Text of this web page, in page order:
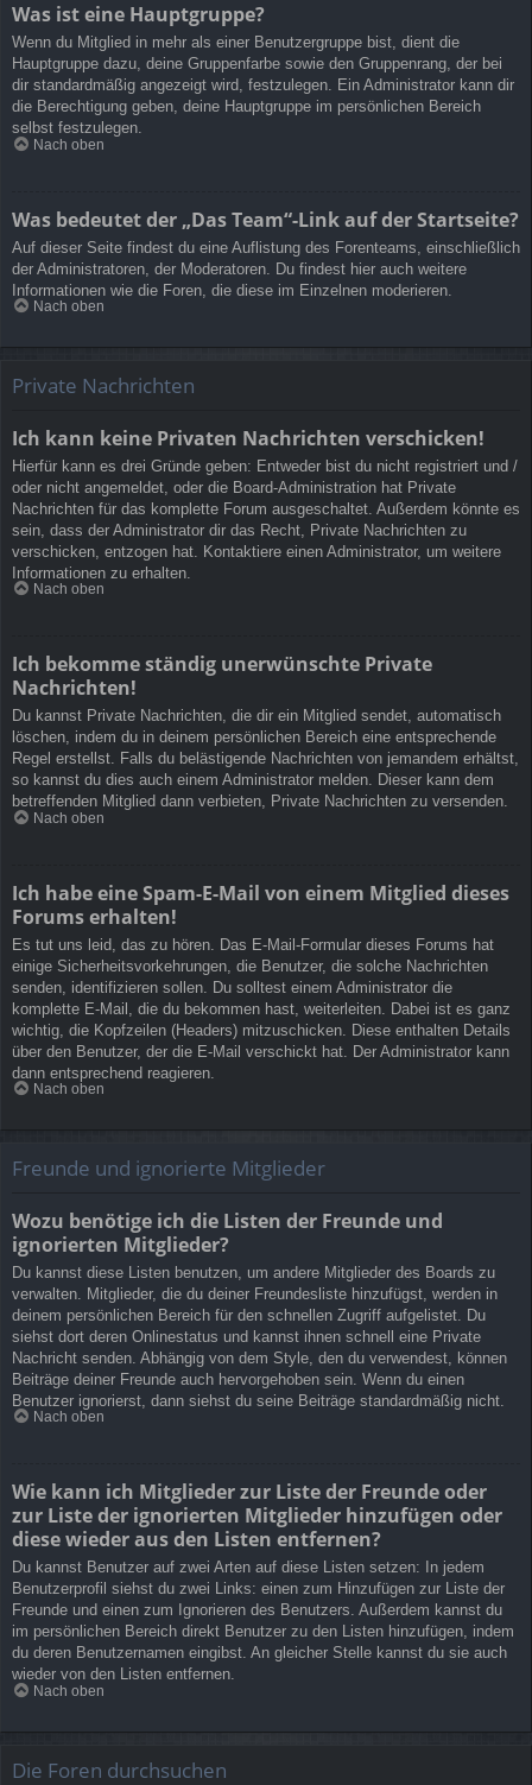
Was ist eine Hauptgruppe?
Wenn du Mitglied in mehr als einer Benutzergruppe bist, dient die
Hauptgruppe dazu, deine Gruppenfarbe sowie den Gruppenrang, der bei
dir standardmäßig angezeigt wird, festzulegen. Ein Administrator kann dir
die Berechtigung geben, deine Hauptgruppe im persönlichen Bereich
selbst festzulegen.
Nach oben
Was bedeutet der „Das Team“-Link auf der Startseite?
Auf dieser Seite findest du eine Auflistung des Forenteams, einschließlich
der Administratoren, der Moderatoren. Du findest hier auch weitere
Informationen wie die Foren, die diese im Einzelnen moderieren.
Nach oben
Private Nachrichten
Ich kann keine Privaten Nachrichten verschicken!
Hierfür kann es drei Gründe geben: Entweder bist du nicht registriert und /
oder nicht angemeldet, oder die Board-Administration hat Private
Nachrichten für das komplette Forum ausgeschaltet. Außerdem könnte es
sein, dass der Administrator dir das Recht, Private Nachrichten zu
verschicken, entzogen hat. Kontaktiere einen Administrator, um weitere
Informationen zu erhalten.
Nach oben
Ich bekomme ständig unerwünschte Private
Nachrichten!
Du kannst Private Nachrichten, die dir ein Mitglied sendet, automatisch
löschen, indem du in deinem persönlichen Bereich eine entsprechende
Regel erstellst. Falls du belästigende Nachrichten von jemandem erhältst,
so kannst du dies auch einem Administrator melden. Dieser kann dem
betreffenden Mitglied dann verbieten, Private Nachrichten zu versenden.
Nach oben
Ich habe eine Spam-E-Mail von einem Mitglied dieses
Forums erhalten!
Es tut uns leid, das zu hören. Das E-Mail-Formular dieses Forums hat
einige Sicherheitsvorkehrungen, die Benutzer, die solche Nachrichten
senden, identifizieren sollen. Du solltest einem Administrator die
komplette E-Mail, die du bekommen hast, weiterleiten. Dabei ist es ganz
wichtig, die Kopfzeilen (Headers) mitzuschicken. Diese enthalten Details
über den Benutzer, der die E-Mail verschickt hat. Der Administrator kann
dann entsprechend reagieren.
Nach oben
Freunde und ignorierte Mitglieder
Wozu benötige ich die Listen der Freunde und
ignorierten Mitglieder?
Du kannst diese Listen benutzen, um andere Mitglieder des Boards zu
verwalten. Mitglieder, die du deiner Freundesliste hinzufügst, werden in
deinem persönlichen Bereich für den schnellen Zugriff aufgelistet. Du
siehst dort deren Onlinestatus und kannst ihnen schnell eine Private
Nachricht senden. Abhängig von dem Style, den du verwendest, können
Beiträge deiner Freunde auch hervorgehoben sein. Wenn du einen
Benutzer ignorierst, dann siehst du seine Beiträge standardmäßig nicht.
Nach oben
Wie kann ich Mitglieder zur Liste der Freunde oder
zur Liste der ignorierten Mitglieder hinzufügen oder
diese wieder aus den Listen entfernen?
Du kannst Benutzer auf zwei Arten auf diese Listen setzen: In jedem
Benutzerprofil siehst du zwei Links: einen zum Hinzufügen zur Liste der
Freunde und einen zum Ignorieren des Benutzers. Außerdem kannst du
im persönlichen Bereich direkt Benutzer zu den Listen hinzufügen, indem
du deren Benutzernamen eingibst. An gleicher Stelle kannst du sie auch
wieder von den Listen entfernen.
Nach oben
Die Foren durchsuchen